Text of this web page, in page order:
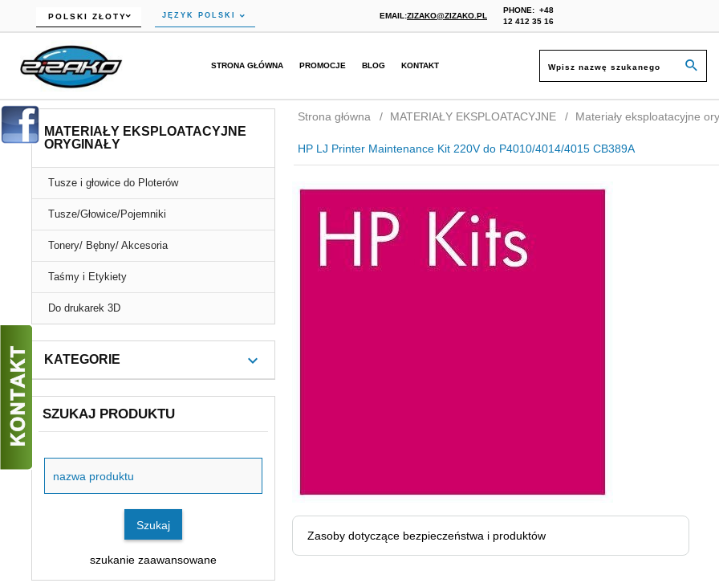
currency_h
POLSKI ZŁOTY JĘZYK POLSKI EMAIL:ZIZAKO@ZIZAKO.PL
PHONE: +48
12 412 35 16
STRONA GŁÓWNA PROMOCJE BLOG KONTAKT
MATERIAŁY EKSPLOATACYJNE
ORYGINAŁY
Tusze i głowice do Ploterów
Tusze/Głowice/Pojemniki
Tonery/ Bębny/ Akcesoria
Taśmy i Etykiety
Do drukarek 3D
KATEGORIE
SZUKAJ PRODUKTU
Szukaj
Szukaj
szukanie zaawansowane
Strona główna MATERIAŁY EKSPLOATACYJNE Materiały eksploatacyjne
HP LJ Printer Maintenance Kit 220V do P4010/4014/4015 CB389A
Zasoby dotyczące bezpieczeństwa i produktów